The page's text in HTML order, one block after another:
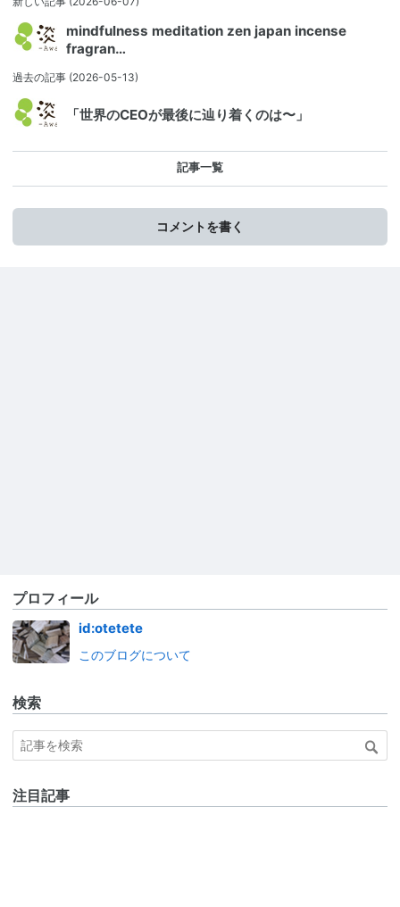
mindfulness meditation zen japan incense
fragran…
過去の記事 (2026-05-13)
「世界のCEOが最後に辿り着くのは〜」
記事一覧
コメントを書く
プロフィール
id:otetete
このブログについて
検索
注目記事